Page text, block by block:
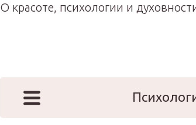
О красоте, психологии и